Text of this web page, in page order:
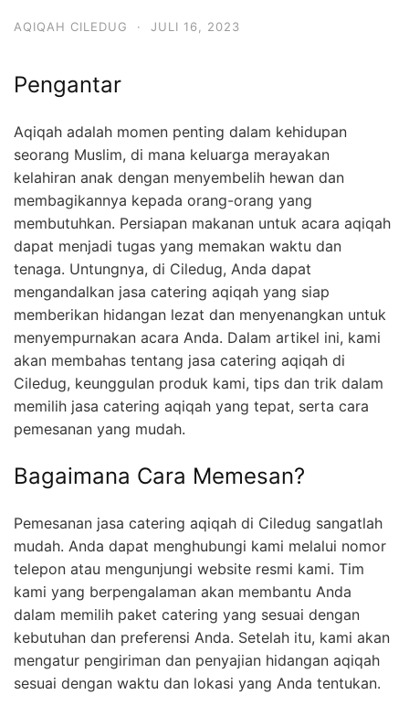
AQIQAH CILEDUG · JULI 16, 2023
Pengantar
Aqiqah adalah momen penting dalam kehidupan
seorang Muslim, di mana keluarga merayakan
kelahiran anak dengan menyembelih hewan dan
membagikannya kepada orang-orang yang
membutuhkan. Persiapan makanan untuk acara aqiqah
dapat menjadi tugas yang memakan waktu dan
tenaga. Untungnya, di Ciledug, Anda dapat
mengandalkan jasa catering aqiqah yang siap
memberikan hidangan lezat dan menyenangkan untuk
menyempurnakan acara Anda. Dalam artikel ini, kami
akan membahas tentang jasa catering aqiqah di
Ciledug, keunggulan produk kami, tips dan trik dalam
memilih jasa catering aqiqah yang tepat, serta cara
pemesanan yang mudah.
Bagaimana Cara Memesan?
Pemesanan jasa catering aqiqah di Ciledug sangatlah
mudah. Anda dapat menghubungi kami melalui nomor
telepon atau mengunjungi website resmi kami. Tim
kami yang berpengalaman akan membantu Anda
dalam memilih paket catering yang sesuai dengan
kebutuhan dan preferensi Anda. Setelah itu, kami akan
mengatur pengiriman dan penyajian hidangan aqiqah
sesuai dengan waktu dan lokasi yang Anda tentukan.